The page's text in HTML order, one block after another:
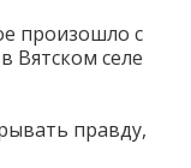
произошло с
Вятском селе
правду,